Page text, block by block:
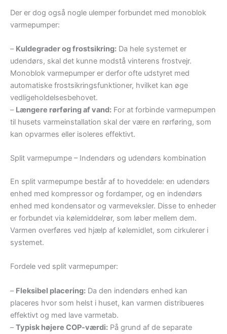
Der er dog også nogle ulemper forbundet med monoblok
varmepumper:
– Kuldegrader og frostsikring: Da hele systemet er
udendørs, skal det kunne modstå vinterens frostvejr.
Monoblok varmepumper er derfor ofte udstyret med
automatiske frostsikringsfunktioner, hvilket kan øge
vedligeholdelsesbehovet.
– Længere rørføring af vand: For at forbinde varmepumpen
til husets varmeinstallation skal der være en rørføring, som
kan opvarmes eller isoleres effektivt.
Split varmepumpe – Indendørs og udendørs kombination
En split varmepumpe består af to hoveddele: en udendørs
enhed med kompressor og fordamper, og en indendørs
enhed med kondensator og varmeveksler. Disse to enheder
er forbundet via kølemiddelrør, som løber mellem dem.
Varmen overføres ved hjælp af kølemidlet, som cirkulerer i
systemet.
Fordele ved split varmepumper:
– Fleksibel placering: Da den indendørs enhed kan
placeres hvor som helst i huset, kan varmen distribueres
effektivt og med lave varmetab.
–Typisk højere COP-værdi: På grund af de separate